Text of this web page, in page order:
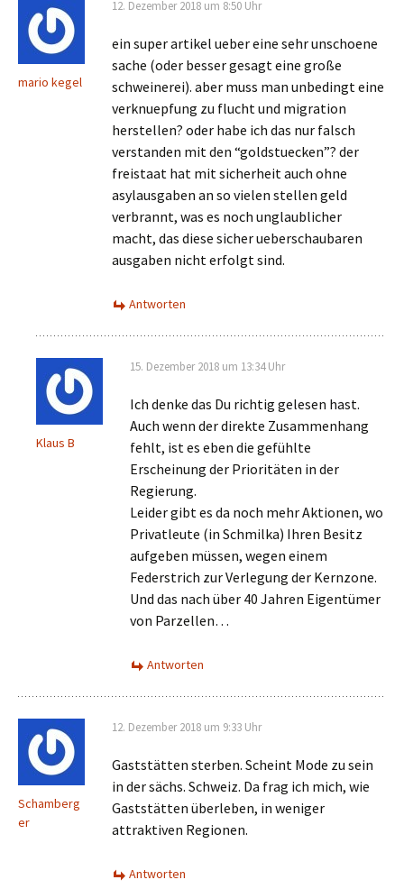
mario kegel
12. Dezember 2018 um 8:50 Uhr
ein super artikel ueber eine sehr unschoene
sache (oder besser gesagt eine große
schweinerei). aber muss man unbedingt eine
verknuepfung zu flucht und migration
herstellen? oder habe ich das nur falsch
verstanden mit den “goldstuecken”? der
freistaat hat mit sicherheit auch ohne
asylausgaben an so vielen stellen geld
verbrannt, was es noch unglaublicher
macht, das diese sicher ueberschaubaren
ausgaben nicht erfolgt sind.
Antworten
Klaus B
15. Dezember 2018 um 13:34 Uhr
Ich denke das Du richtig gelesen hast.
Auch wenn der direkte Zusammenhang
fehlt, ist es eben die gefühlte
Erscheinung der Prioritäten in der
Regierung.
Leider gibt es da noch mehr Aktionen, wo
Privatleute (in Schmilka) Ihren Besitz
aufgeben müssen, wegen einem
Federstrich zur Verlegung der Kernzone.
Und das nach über 40 Jahren Eigentümer
von Parzellen…
Antworten
Schamberg
er
12. Dezember 2018 um 9:33 Uhr
Gaststätten sterben. Scheint Mode zu sein
in der sächs. Schweiz. Da frag ich mich, wie
Gaststätten überleben, in weniger
attraktiven Regionen.
Antworten